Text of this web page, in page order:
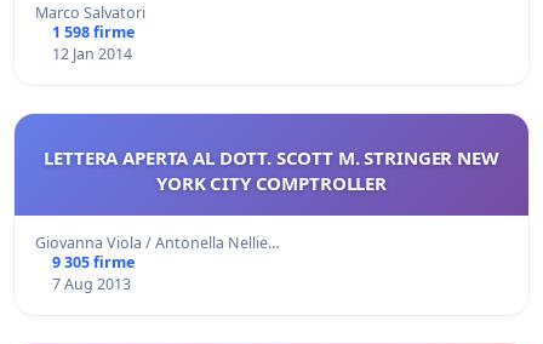
Marco Salvatori
1 598 firme
12 Jan 2014
LETTERA APERTA AL DOTT. SCOTT M. STRINGER NEW
YORK CITY COMPTROLLER
Giovanna Viola / Antonella Nellie…
9 305 firme
7 Aug 2013